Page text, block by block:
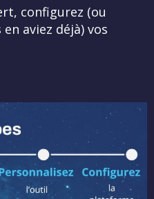
configurez (ou
aviez déjà) vos